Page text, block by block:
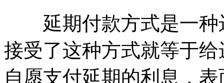
延期付款方式是一种
接受了这种方式就等于
自愿支付延期的利息，